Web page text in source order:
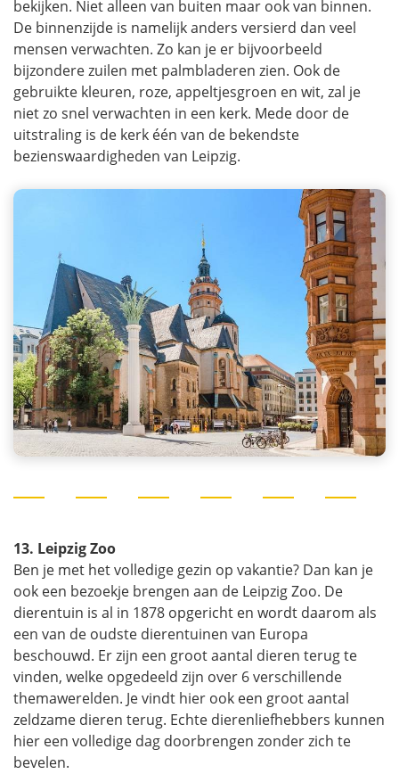
bekijken. Niet alleen van buiten maar ook van binnen.
De binnenzijde is namelijk anders versierd dan veel
mensen verwachten. Zo kan je er bijvoorbeeld
bijzondere zuilen met palmbladeren zien. Ook de
gebruikte kleuren, roze, appeltjesgroen en wit, zal je
niet zo snel verwachten in een kerk. Mede door de
uitstraling is de kerk één van de bekendste
bezienswaardigheden van Leipzig.
13. Leipzig Zoo
Ben je met het volledige gezin op vakantie? Dan kan je
ook een bezoekje brengen aan de Leipzig Zoo. De
dierentuin is al in 1878 opgericht en wordt daarom als
een van de oudste dierentuinen van Europa
beschouwd. Er zijn een groot aantal dieren terug te
vinden, welke opgedeeld zijn over 6 verschillende
themawerelden. Je vindt hier ook een groot aantal
zeldzame dieren terug. Echte dierenliefhebbers kunnen
hier een volledige dag doorbrengen zonder zich te
bevelen.